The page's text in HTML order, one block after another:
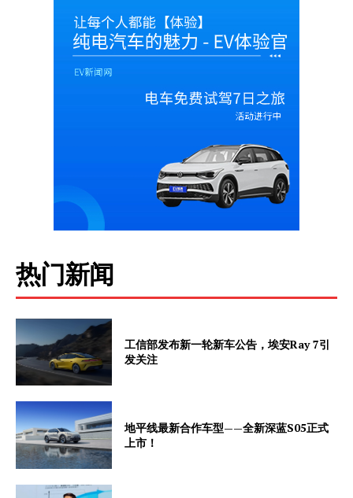
热门新闻
工信部发布新一轮新车公告，埃安Ray 7引
发关注
地平线最新合作车型——全新深蓝S05正式
上市！